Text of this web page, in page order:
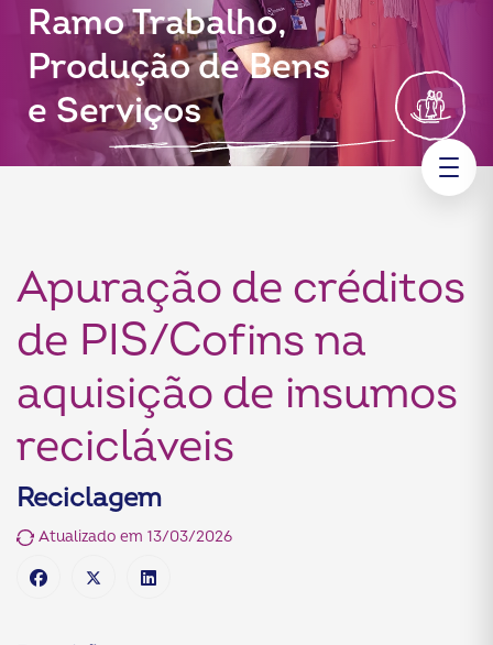
Ramo Trabalho,
Produção de Bens
e Serviços
Apuração de créditos
de PIS/Cofins na
aquisição de insumos
recicláveis
Reciclagem
Atualizado em 13/03/2026